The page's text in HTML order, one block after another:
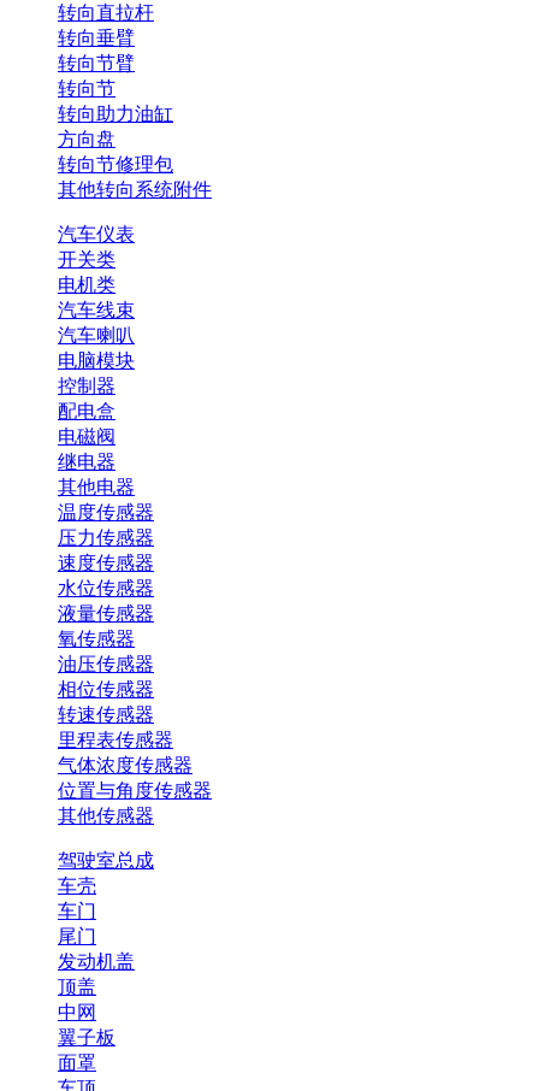
转向直拉杆
转向垂臂
转向节臂
转向节
转向助力油缸
方向盘
转向节修理包
其他转向系统附件
汽车仪表
开关类
电机类
汽车线束
汽车喇叭
电脑模块
控制器
配电盒
电磁阀
继电器
其他电器
温度传感器
压力传感器
速度传感器
水位传感器
液量传感器
氧传感器
油压传感器
相位传感器
转速传感器
里程表传感器
气体浓度传感器
位置与角度传感器
其他传感器
驾驶室总成
车壳
车门
尾门
发动机盖
顶盖
中网
翼子板
面罩